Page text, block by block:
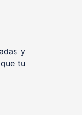
y
tu